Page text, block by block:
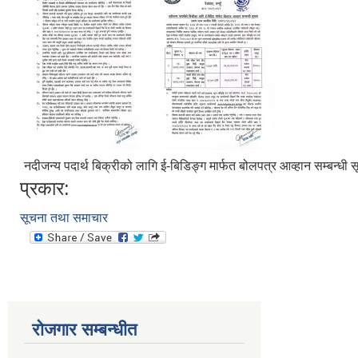
नदीजन्य पदार्थ बिक्रीको लागि ई-बिडिङ्ग मार्फत बोलपत्र आव्हान सम्बन्धी
प्रकार:
सूचना तथा समाचार
रोजगार सम्बन्धीत